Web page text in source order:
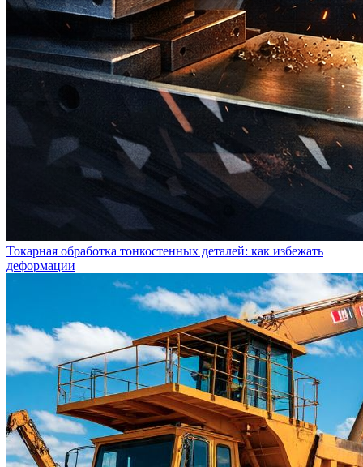
Токарная обработка тонкостенных деталей: как избежать
деформации